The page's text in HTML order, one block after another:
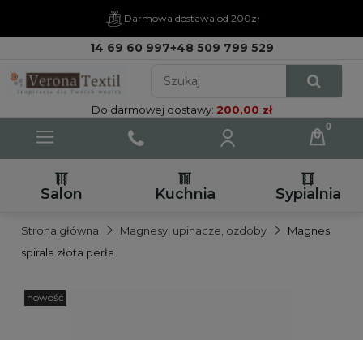
Darmowa dostawa od 200zł
14 69 60 997+48 509 799 529
Do darmowej dostawy: 200,00 zł
Salon Kuchnia Sypialnia
Strona główna Magnesy, upinacze, ozdoby
Magnes
spirala złota perła
nowość